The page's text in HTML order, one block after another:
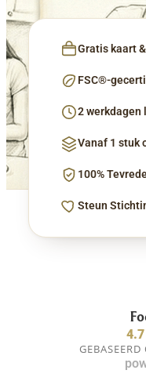
Gratis kaart
FSC®-
2 werkdagen
Vanaf 1 stuk
100%
Steun
4.7